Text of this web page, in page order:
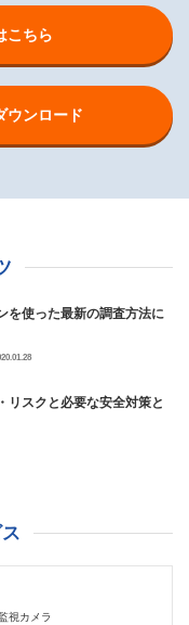
こちら
ウンロード
を使った最新の調査方法に
リスクと必要な安全対策と
視カメラ